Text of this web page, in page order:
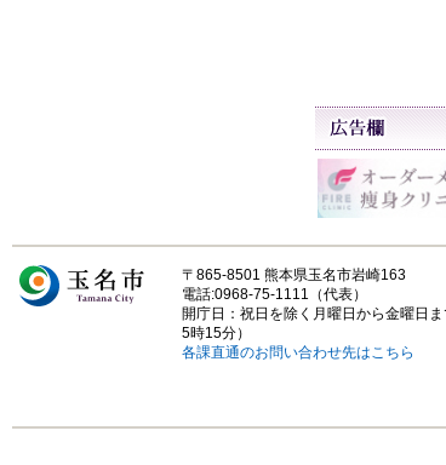
〒865-8501 熊本県玉名市岩崎163
電話:0968-75-1111（代表）
開庁日：祝日を除く月曜日から金曜日
5時15分）
各課直通のお問い合わせ先はこちら